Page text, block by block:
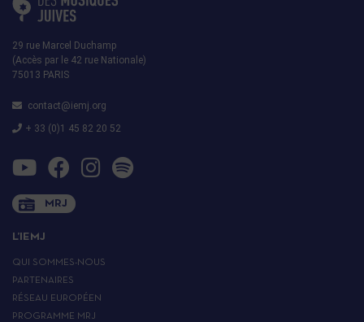
29 rue Marcel Duchamp
(Accès par le 42 rue Nationale)
75013 PARIS
contact@iemj.org
+ 33 (0)1 45 82 20 52
MRJ
L’IEMJ
QUI SOMMES-NOUS
PARTENAIRES
RÉSEAU EUROPÉEN
PROGRAMME MRJ